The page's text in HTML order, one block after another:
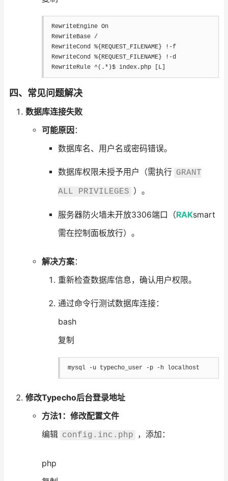
RewriteEngine On
RewriteBase /
RewriteCond %{REQUEST_FILENAME} !-f
RewriteCond %{REQUEST_FILENAME} !-d
RewriteRule ^(.*)$ index.php [L]
四、常见问题解决
数据库连接失败
可能原因 ：
数据库名、用户名或密码错误。
数据库权限未授予用户（需执行 GRANT
ALL PRIVILEGES ）。
服务器防火墙未开放3306端口（RAKsmart
需在控制面板放行）。
解决方案：
重新检查数据库信息，确认用户权限。
通过命令行测试数据库连接：
bash
复制
mysql -u typecho_user -p -h localhost
修改Typecho后台登录地址
方法1：修改配置文件
编辑 config.inc.php ，添加：
php